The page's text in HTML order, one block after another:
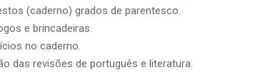
(caderno) grados de parentesco.
e brincadeiras.
no caderno.
das revisões de português e literatura.